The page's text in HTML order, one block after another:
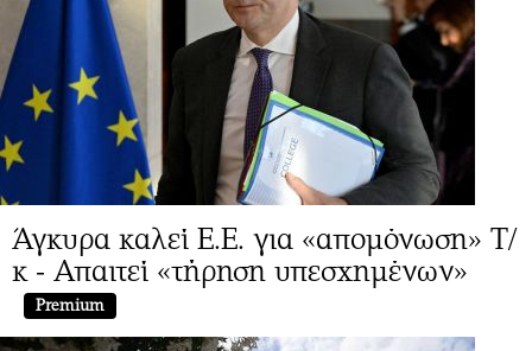
Άγκυρα καλεί Ε.Ε. για «απομόνωση» Τ/
κ - Απαιτεί «τήρηση υπεσχημένων»
Premium